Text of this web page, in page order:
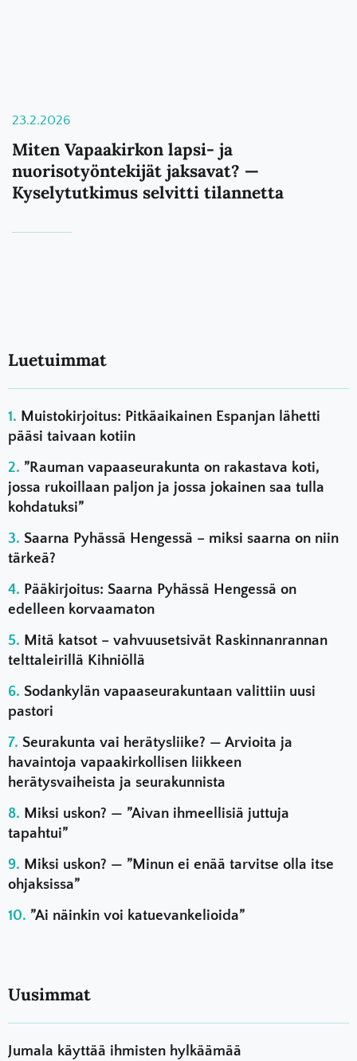
23.2.2026
Miten Vapaakirkon lapsi- ja
nuorisotyöntekijät jaksavat? —
Kyselytutkimus selvitti tilannetta
Luetuimmat
Muistokirjoitus: Pitkäaikainen Espanjan lähetti
pääsi taivaan kotiin
”Rauman vapaaseurakunta on rakastava koti,
jossa rukoillaan paljon ja jossa jokainen saa tulla
kohdatuksi”
Saarna Pyhässä Hengessä – miksi saarna on niin
tärkeä?
Pääkirjoitus: Saarna Pyhässä Hengessä on
edelleen korvaamaton
Mitä katsot – vahvuusetsivät Raskinnanrannan
telttaleirillä Kihniöllä
Sodankylän vapaaseurakuntaan valittiin uusi
pastori
Seurakunta vai herätysliike? — Arvioita ja
havaintoja vapaakirkollisen liikkeen
herätysvaiheista ja seurakunnista
Miksi uskon? — ”Aivan ihmeellisiä juttuja
tapahtui”
Miksi uskon? — ”Minun ei enää tarvitse olla itse
ohjaksissa”
”Ai näinkin voi katuevankelioida”
Uusimmat
Jumala käyttää ihmisten hylkäämää